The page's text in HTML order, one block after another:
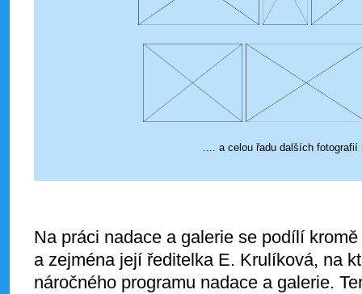
.... a celou řadu dalších
Na práci nadace a galerie se podílí
a zejména její ředitelka E. Krulíková, na
náročného programu nadace a galerie.